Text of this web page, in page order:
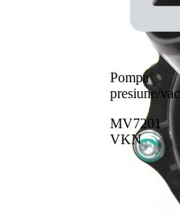
Pompa
presiune/
MV7201
VKN